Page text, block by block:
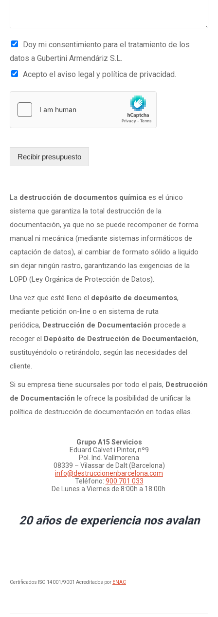
Doy mi consentimiento para el tratamiento de los
datos a Gubertini Armendáriz S.L.
Acepto el aviso legal y política de privacidad.
Recibir presupuesto
La destrucción de documentos química es el único
sistema que garantiza la total destrucción de la
documentación, ya que no se puede recomponer de forma
manual ni mecánica (mediante sistemas informáticos de
captación de datos), al cambiar de formato sólido a liquido
sin dejar ningún rastro, garantizando las exigencias de la
LOPD (Ley Orgánica de Protección de Datos).
Una vez que esté lleno el depósito de documentos,
mediante petición on-line o en sistema de ruta
periódica, Destrucción de Documentación procede a
recoger el Depósito de Destrucción de Documentación,
sustituyéndolo o retirándolo, según las necesidades del
cliente.
Si su empresa tiene sucursales por todo el país, Destrucción
de Documentación le ofrece la posibilidad de unificar la
política de destrucción de documentación en todas ellas.
Grupo A15 Servicios
Eduard Calvet i Pintor, nº9
Pol. Ind. Vallmorena
08339 – Vilassar de Dalt (Barcelona)
info@destruccionenbarcelona.com
Teléfono: 900 701 033
De Lunes a Viernes de 8:00h a 18:00h.
20 años de experiencia nos avalan
Certificados ISO 14001/9001 Acreditados por ENAC